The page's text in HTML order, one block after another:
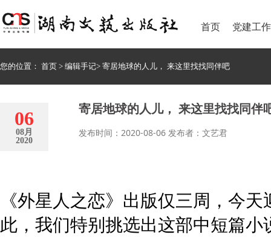
首页 党建工作
您的位置： 首页 > 编辑手记> 寄居地球的人儿， 来这里找找同伴吧
06
08月
2020
寄居地球的人儿， 来这里找找同伴
发布时间：2020-08-06 发布者：文艺君
《外星人之恋》出版仅三周，今
此，我们特别挑选出这部中短篇